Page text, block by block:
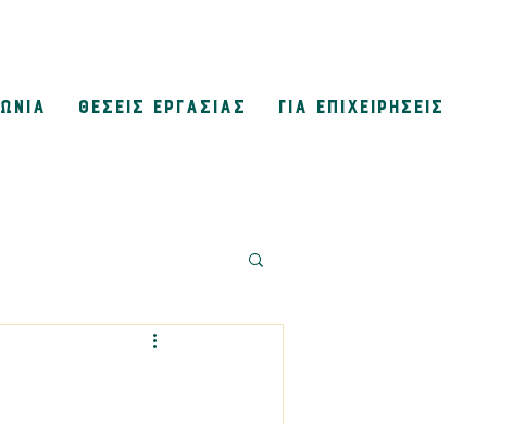
ΘΕΣΕΙΣ ΕΡΓΑΣΙΑΣ ΓΙΑ ΕΠΙΧΕΙΡΗΣΕΙΣ